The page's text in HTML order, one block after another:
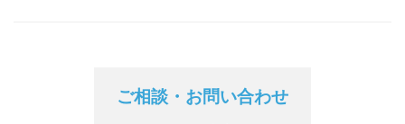
ご相談・お問い合わせ